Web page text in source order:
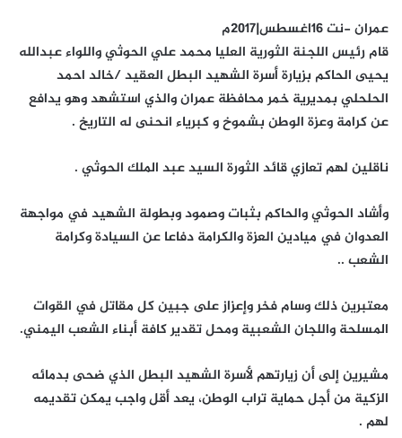
عمران -نت 16اغسطس|2017م
قام رئيس اللجنة الثورية العليا محمد علي الحوثي واللواء عبدالله
يحيى الحاكم بزيارة أسرة الشهيد البطل العقيد /خالد احمد
الحلحلي بمديرية خمر محافظة عمران والذي استشهد وهو يدافع
عن كرامة وعزة الوطن بشموخ و كبرياء انحنى له التاريخ .
ناقلين لهم تعازي قائد الثورة السيد عبد الملك الحوثي .
وأشاد الحوثي والحاكم بثبات وصمود وبطولة الشهيد في مواجهة
العدوان في ميادين العزة والكرامة دفاعا عن السيادة وكرامة
الشعب ..
معتبرين ذلك وسام فخر وإعزاز على جبين كل مقاتل في القوات
المسلحة واللجان الشعبية ومحل تقدير كافة أبناء الشعب اليمني.
مشيرين إلى أن زيارتهم لأسرة الشهيد البطل الذي ضحى بدمائه
الزكية من أجل حماية تراب الوطن، يعد أقل واجب يمكن تقديمه
لهم .